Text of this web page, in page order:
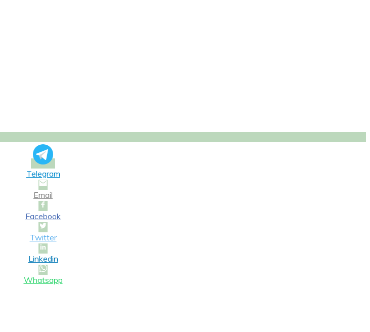
Telegram
Email
Facebook
Twitter
Linkedin
Whatsapp